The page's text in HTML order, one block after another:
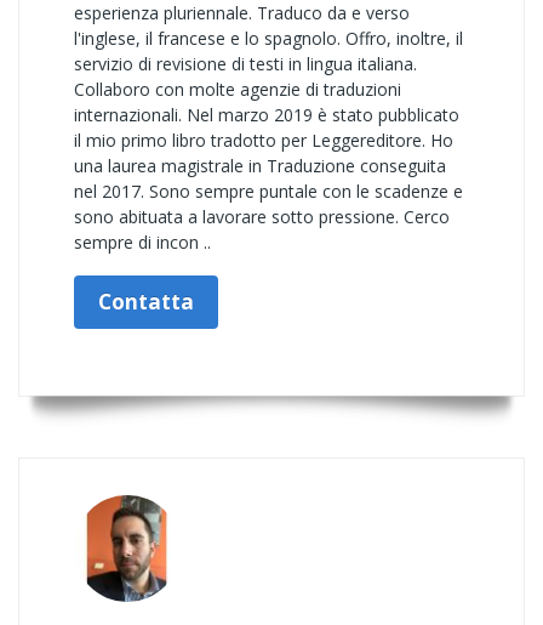
esperienza pluriennale. Traduco da e verso
l'inglese, il francese e lo spagnolo. Offro, inoltre, il
servizio di revisione di testi in lingua italiana.
Collaboro con molte agenzie di traduzioni
internazionali. Nel marzo 2019 è stato pubblicato
il mio primo libro tradotto per Leggereditore. Ho
una laurea magistrale in Traduzione conseguita
nel 2017. Sono sempre puntale con le scadenze e
sono abituata a lavorare sotto pressione. Cerco
sempre di incon ..
Contatta